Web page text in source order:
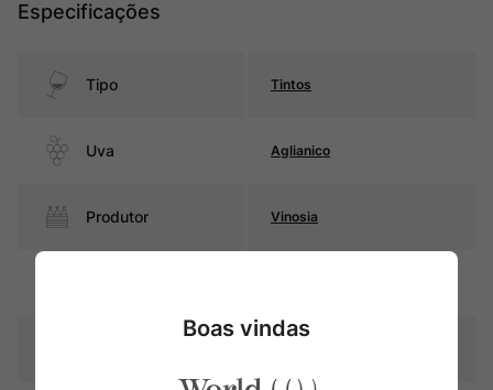
Especificações
Tipo Tintos
Uva Aglianico
Produtor Vinosia
Boas vindas